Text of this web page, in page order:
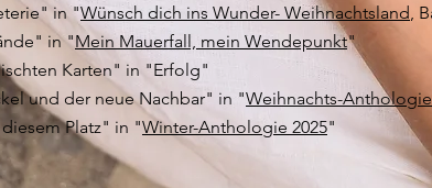
in "Wünsch dich ins Wunder- Weihnachtsland ,
in "Mein Mauerfall, mein Wendepunkt"
Karten" in "Erfolg"
und der neue Nachbar" in "Weihnachts-Anthologie
Platz" in "Winter-Anthologie 2025"